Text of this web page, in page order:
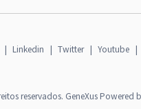
| Linkedin | Twitter | Youtube |
reservados. GeneXus Powered